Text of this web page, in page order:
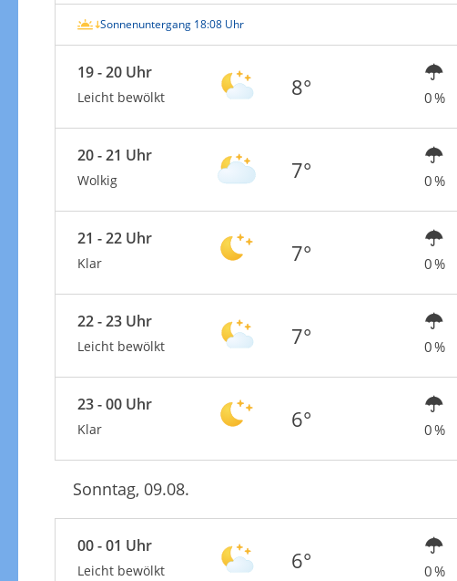
Sonnenuntergang 18:08 Uhr
19 - 20 Uhr
Leicht bewölkt 8° 0 %
20 - 21 Uhr
Wolkig 7° 0 %
21 - 22 Uhr
Klar 7° 0 %
22 - 23 Uhr
Leicht bewölkt 7° 0 %
23 - 00 Uhr
Klar 6° 0 %
Sonntag, 09.08.
00 - 01 Uhr
Leicht bewölkt 6° 0 %